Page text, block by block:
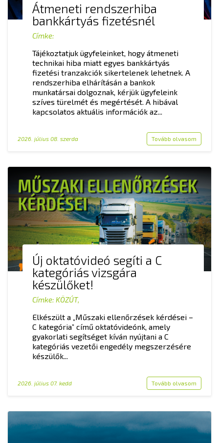
Átmeneti rendszerhiba
bankkártyás fizetésnél
Címke:
Tájékoztatjuk ügyfeleinket, hogy átmeneti
technikai hiba miatt egyes bankkártyás
fizetési tranzakciók sikertelenek lehetnek. A
rendszerhiba elhárításán a bankok
munkatársai dolgoznak, kérjük ügyfeleink
szíves türelmét és megértését. A hibával
kapcsolatos aktuális információk az...
2026. július 08. szerda Tovább olvasom
Új oktatóvideó segíti a C
kategóriás vizsgára
készülőket!
Címke: KÖZÚT,
Elkészült a „Műszaki ellenőrzések kérdései –
C kategória” című oktatóvideónk, amely
gyakorlati segítséget kíván nyújtani a C
kategóriás vezetői engedély megszerzésére
készülők...
2026. július 07. kedd Tovább olvasom